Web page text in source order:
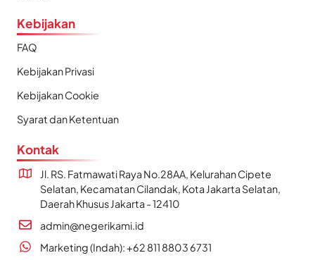
Kebijakan
FAQ
Kebijakan Privasi
Kebijakan Cookie
Syarat dan Ketentuan
Kontak
Jl. RS. Fatmawati Raya No.28AA, Kelurahan Cipete
Selatan, Kecamatan Cilandak, Kota Jakarta Selatan,
Daerah Khusus Jakarta - 12410
admin@negerikami.id
Marketing (Indah): +62 811 8803 6731